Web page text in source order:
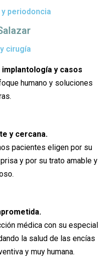
periodoncia
cirugía
y casos
humano y soluciones
y cercana.
pacientes eligen por su
y por su trato amable y
médica con su especial
la salud de las encías
y muy humana.